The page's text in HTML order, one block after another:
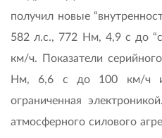
получил новые
582 л.с., 772 Нм, 4,9 с до
км/ч. Показатели
Нм, 6,6 с до 100 км/ч и
ограниченная
атмосферного силового